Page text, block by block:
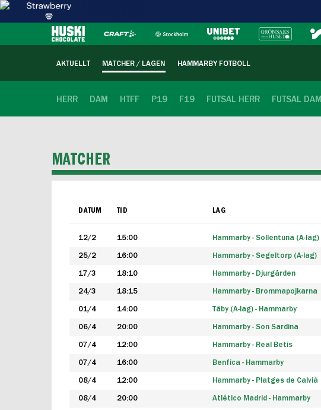
AKTUELLT MATCHER / LAGEN HAMMARBY FOTBOLL
HERR DAM HTFF P19 F19 FUTSAL HERR FUTSAL DAM
MATCHER
DATUM TID LAG
12/2 15:00 Hammarby - Sollentuna (A-lag)
25/2 16:00 Hammarby - Segeltorp (A-lag)
17/3 18:10 Hammarby - Djurgården
24/3 18:15 Hammarby - Brommapojkarna
01/4 14:00 Täby (A-lag) - Hammarby
06/4 20:00 Hammarby - Son Sardina
07/4 12:00 Hammarby - Real Betis
07/4 16:00 Benfica - Hammarby
08/4 12:00 Hammarby - Platges de Calvià
08/4 20:00 Atlético Madrid - Hammarby